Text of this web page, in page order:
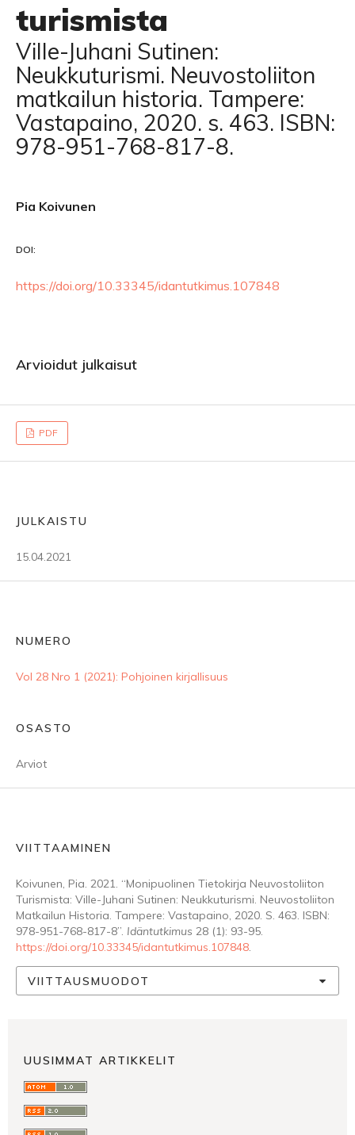
turismista
Ville-Juhani Sutinen:
Neukkuturismi. Neuvostoliiton
matkailun historia. Tampere:
Vastapaino, 2020. s. 463. ISBN:
978-951-768-817-8.
Pia Koivunen
DOI:
https://doi.org/10.33345/idantutkimus.107848
Arvioidut julkaisut
PDF
JULKAISTU
15.04.2021
NUMERO
Vol 28 Nro 1 (2021): Pohjoinen kirjallisuus
OSASTO
Arviot
VIITTAAMINEN
Koivunen, Pia. 2021. “Monipuolinen Tietokirja Neuvostoliiton
Turismista: Ville-Juhani Sutinen: Neukkuturismi. Neuvostoliiton
Matkailun Historia. Tampere: Vastapaino, 2020. S. 463. ISBN:
978-951-768-817-8”. Idäntutkimus 28 (1): 93-95.
https://doi.org/10.33345/idantutkimus.107848.
VIITTAUSMUODOT
UUSIMMAT ARTIKKELIT